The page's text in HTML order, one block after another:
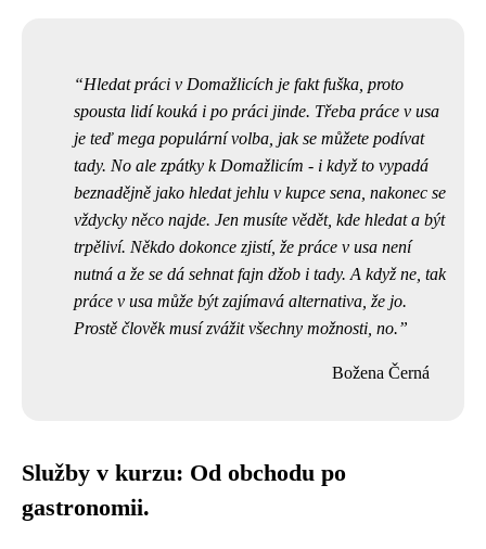
Hledat práci v Domažlicích je fakt fuška, proto
spousta lidí kouká i po práci jinde. Třeba práce v usa
je teď mega populární volba, jak se můžete podívat
tady. No ale zpátky k Domažlicím - i když to vypadá
beznadějně jako hledat jehlu v kupce sena, nakonec se
vždycky něco najde. Jen musíte vědět, kde hledat a být
trpěliví. Někdo dokonce zjistí, že práce v usa není
nutná a že se dá sehnat fajn džob i tady. A když ne, tak
práce v usa může být zajímavá alternativa, že jo.
Prostě člověk musí zvážit všechny možnosti, no.
Božena Černá
Služby v kurzu: Od obchodu po
gastronomii.